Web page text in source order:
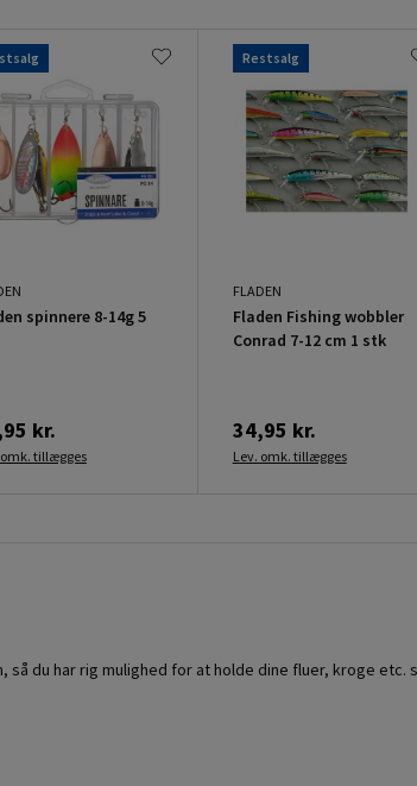
spinnere 8-14g 5
kr.
omk. tillægges
Restsalg
FLADEN
Fladen Fishing wobbler
Conrad 7-12 cm 1 stk
34,95 kr.
Lev. omk. tillægges
så du har rig mulighed for at holde dine fluer, kroge etc.